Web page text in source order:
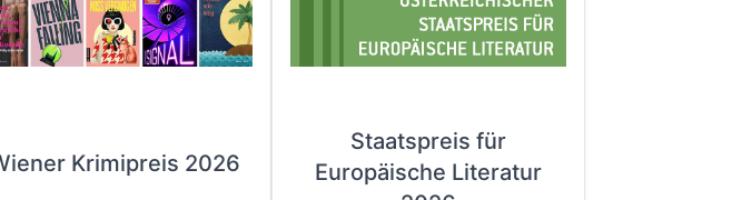
Krimipreis 2026
Staatspreis für
Europäische Literatur